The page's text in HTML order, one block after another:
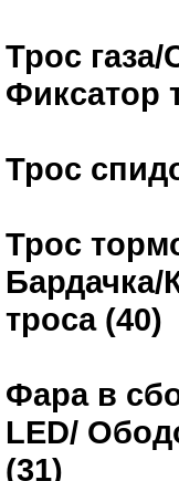
Трос
Фиксатор
Трос
Трос
Бардачка/
троса (40)
Фара в
LED/
(31)